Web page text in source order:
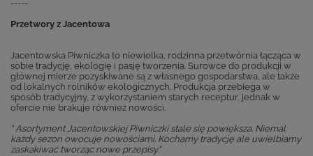
-----
Przetwory z Jacentowa
Jacentowska Piwniczka to niewielka, rodzinna przetwórnia łącząca w
sobie tradycję, ekologię i pasję tworzenia. Surowce do produkcji w
głównej mierze pozyskiwane są z własnego gospodarstwa, ale także
od lokalnych rolników ekologicznych. Produkcja przebiega w
sposób tradycyjny, z wykorzystaniem starych receptur, jednak w
ofercie nie brakuje również nowości.
" Asortyment Jacentowskiej Piwniczki stale się powiększa. Niemal
każdy sezon owocuje nowościami. Kochamy tradycję ale uwielbiamy
zaskakiwać tworząc nowe przepisy."